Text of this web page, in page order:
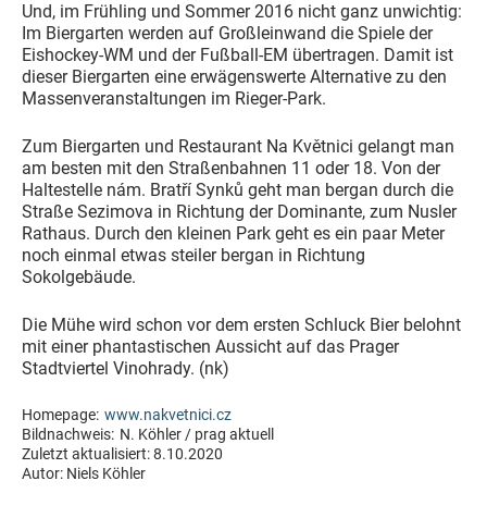
Und, im Frühling und Sommer 2016 nicht ganz unwichtig:
Im Biergarten werden auf Großleinwand die Spiele der
Eishockey-WM und der Fußball-EM übertragen. Damit ist
dieser Biergarten eine erwägenswerte Alternative zu den
Massenveranstaltungen im Rieger-Park.
Zum Biergarten und Restaurant Na Květnici gelangt man
am besten mit den Straßenbahnen 11 oder 18. Von der
Haltestelle nám. Bratří Synků geht man bergan durch die
Straße Sezimova in Richtung der Dominante, zum Nusler
Rathaus. Durch den kleinen Park geht es ein paar Meter
noch einmal etwas steiler bergan in Richtung
Sokolgebäude.
Die Mühe wird schon vor dem ersten Schluck Bier belohnt
mit einer phantastischen Aussicht auf das Prager
Stadtviertel Vinohrady. (nk)
Homepage: www.nakvetnici.cz
Bildnachweis: N. Köhler / prag aktuell
Zuletzt aktualisiert:8.10.2020
Autor: Niels Köhler